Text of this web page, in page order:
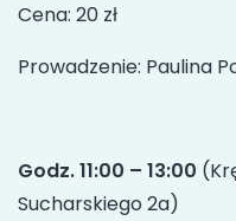
Cena: 20 zł
Prowadzenie: Paulina
Godz. 11:00 – 13:00
Sucharskiego 2a)